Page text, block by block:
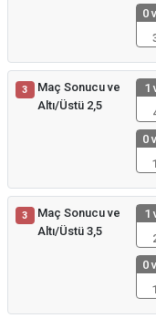
0
3
Maç Sonucu ve
Altı/Üstü 2,5
1
0
3
Maç Sonucu ve
Altı/Üstü 3,5
1
0